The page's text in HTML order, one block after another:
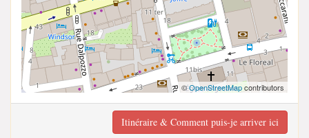
©OpenStreetMapcontributors
Itinéraire & Comment puis-je arriver ici